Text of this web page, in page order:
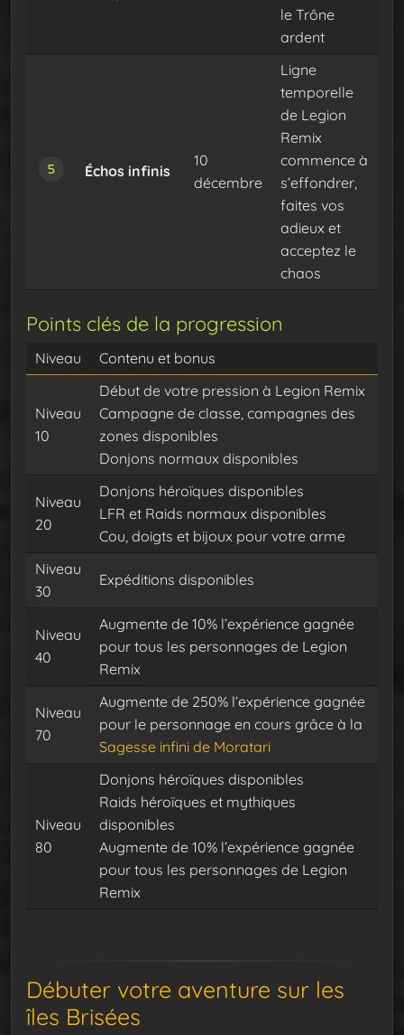
le Trône
ardent
Échos infinis
10
décembre
Ligne
temporelle
de Legion
Remix
commence à
s’effondrer,
faites vos
adieux et
acceptez le
chaos
Points clés de la progression
Niveau Contenu et bonus
Niveau
10
Début de votre pression à Legion Remix
Campagne de classe, campagnes des
zones disponibles
Donjons normaux disponibles
Niveau
20
Donjons héroïques disponibles
LFR et Raids normaux disponibles
Cou, doigts et bijoux pour votre arme
Niveau
30
Expéditions disponibles
Niveau
40
Augmente de 10% l’expérience gagnée
pour tous les personnages de Legion
Remix
Niveau
70
Augmente de 250% l’expérience gagnée
pour le personnage en cours grâce à la
Sagesse infini de Moratari
Niveau
80
Donjons héroïques disponibles
Raids héroïques et mythiques
disponibles
Augmente de 10% l’expérience gagnée
pour tous les personnages de Legion
Remix
Débuter votre aventure sur les
îles Brisées